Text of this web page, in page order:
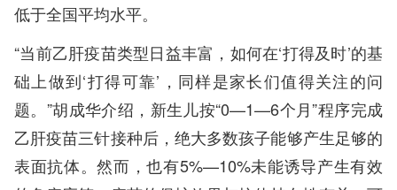
低于全国平均水平。
“当前乙肝疫苗类型日益丰富，如何在‘打得及时’的基
础上做到‘打得可靠’，同样是家长们值得关注的问
题。”胡成华介绍，新生儿按“0—1—6个月”程序完成
乙肝疫苗三针接种后，绝大多数孩子能够产生足够的
表面抗体。然而，也有5%—10%未能诱导产生有效